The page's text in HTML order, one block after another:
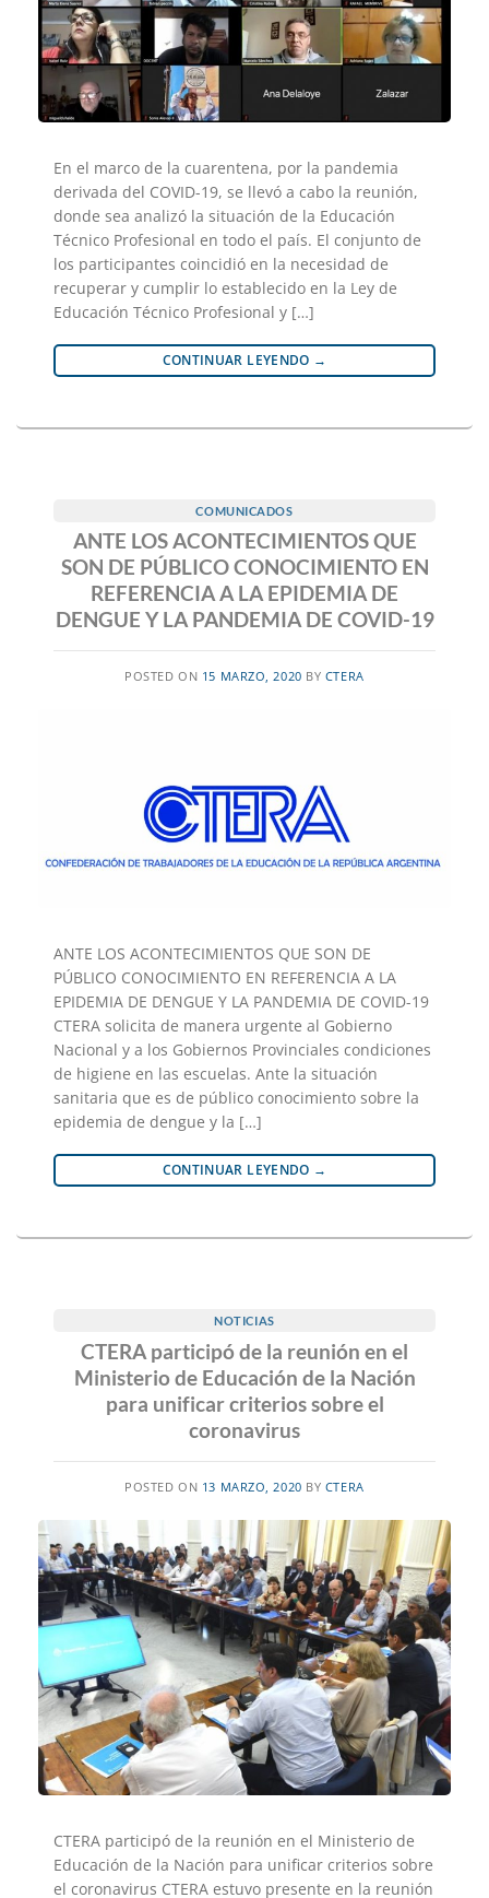
En el marco de la cuarentena, por la pandemia
derivada del COVID-19, se llevó a cabo la reunión,
donde sea analizó la situación de la Educación
Técnico Profesional en todo el país. El conjunto de
los participantes coincidió en la necesidad de
recuperar y cumplir lo establecido en la Ley de
Educación Técnico Profesional y […]
CONTINUAR LEYENDO →
COMUNICADOS
ANTE LOS ACONTECIMIENTOS QUE
SON DE PÚBLICO CONOCIMIENTO EN
REFERENCIA A LA EPIDEMIA DE
DENGUE Y LA PANDEMIA DE COVID-19
POSTED ON 15 MARZO, 2020 BY CTERA
ANTE LOS ACONTECIMIENTOS QUE SON DE
PÚBLICO CONOCIMIENTO EN REFERENCIA A LA
EPIDEMIA DE DENGUE Y LA PANDEMIA DE COVID-19
CTERA solicita de manera urgente al Gobierno
Nacional y a los Gobiernos Provinciales condiciones
de higiene en las escuelas. Ante la situación
sanitaria que es de público conocimiento sobre la
epidemia de dengue y la […]
CONTINUAR LEYENDO →
NOTICIAS
CTERA participó de la reunión en el
Ministerio de Educación de la Nación
para unificar criterios sobre el
coronavirus
POSTED ON 13 MARZO, 2020 BY CTERA
CTERA participó de la reunión en el Ministerio de
Educación de la Nación para unificar criterios sobre
el coronavirus CTERA estuvo presente en la reunión